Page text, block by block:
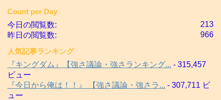
Count per Day
213
今日の閲覧数:
966
昨日の閲覧数:
人気記事ランキング
『キングダム』【強さ議論・強さランキング... - 315,457
ビュー
『今日から俺は！！』 【強さ議論・強さラ... - 307,711 ビ
ュー